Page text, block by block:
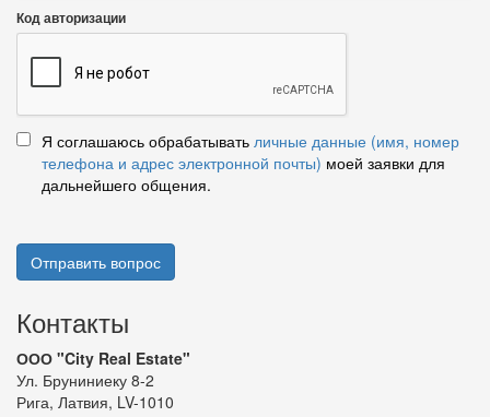
Код авторизации
Я соглашаюсь обрабатывать личные данные (имя, номер
телефона и адрес электронной почты) моей заявки для
дальнейшего общения.
Отправить вопрос
Контакты
ООО "City Real Estate"
Ул. Бруниниеку 8-2
Рига, Латвия, LV-1010